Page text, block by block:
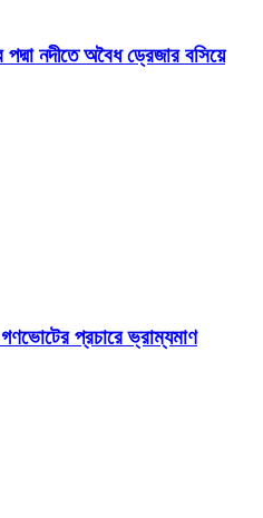
পদ্মা নদীতে অবৈধ ড্রেজার বসিয়ে
প্রচারে ভ্রাম্যমাণ